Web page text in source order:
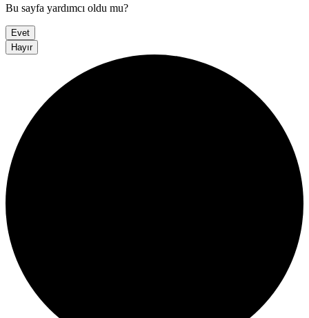
Bu sayfa yardımcı oldu mu?
Evet
Hayır